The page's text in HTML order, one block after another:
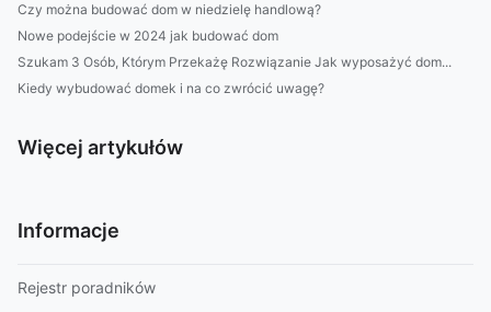
Czy można budować dom w niedzielę handlową?
Nowe podejście w 2024 jak budować dom
Szukam 3 Osób, Którym Przekażę Rozwiązanie Jak wyposażyć dom...
Kiedy wybudować domek i na co zwrócić uwagę?
Więcej artykułów
Informacje
Rejestr poradników